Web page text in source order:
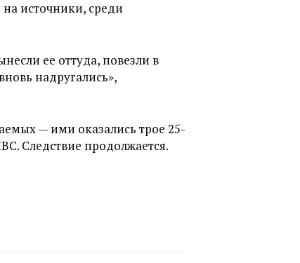
источники, среди
ее оттуда, повезли в
надругались»,
— ими оказались трое 25-
Следствие продолжается.